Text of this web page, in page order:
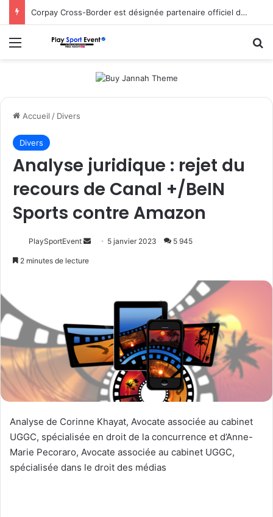
Corpay Cross-Border est désignée partenaire officiel de change d’Ultimate Sevens
Menu
Accueil / Divers
Divers
Analyse juridique : rejet du
recours de Canal +/BeIN
Sports contre Amazon
PlaySportEvent
Envoyer5 janvier 2023 5 945
2 minutes de lecture
Analyse de Corinne Khayat, Avocate associée au cabinet
UGGC, spécialisée en droit de la concurrence et d’Anne-
Marie Pecoraro, Avocate associée au cabinet UGGC,
spécialisée dans le droit des médias